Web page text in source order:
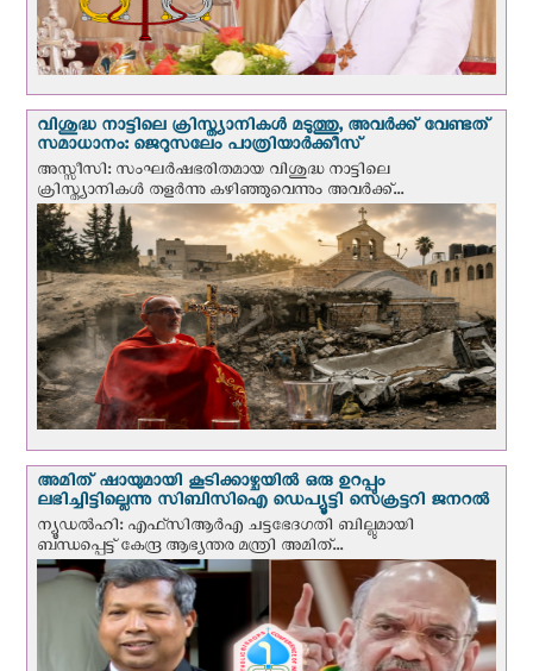
വിശുദ്ധ നാട്ടിലെ ക്രിസ്ത്യാനികൾ മടുത്തു, അവർക്ക് വേണ്ടത്
സമാധാനം: ജെറുസലേം പാത്രിയാര്‍ക്കീസ്
അസ്സീസി: സംഘര്‍ഷഭരിതമായ വിശുദ്ധ നാട്ടിലെ
ക്രിസ്ത്യാനികൾ തളര്‍ന്നു കഴിഞ്ഞുവെന്നും അവർക്ക്...
അമിത് ഷായുമായി കൂടിക്കാഴ്ചയില്‍ ഒരു ഉറപ്പും
ലഭിച്ചിട്ടില്ലെന്നു സിബിസിഐ ഡെപ്യൂട്ടി സെക്രട്ടറി ജനറല്‍
ന്യൂഡല്‍ഹി: എഫ്‌സിആര്‍എ ചട്ടഭേദഗതി ബില്ലുമായി
ബന്ധപ്പെട്ട് കേന്ദ്ര ആഭ്യന്തര മന്ത്രി അമിത്...